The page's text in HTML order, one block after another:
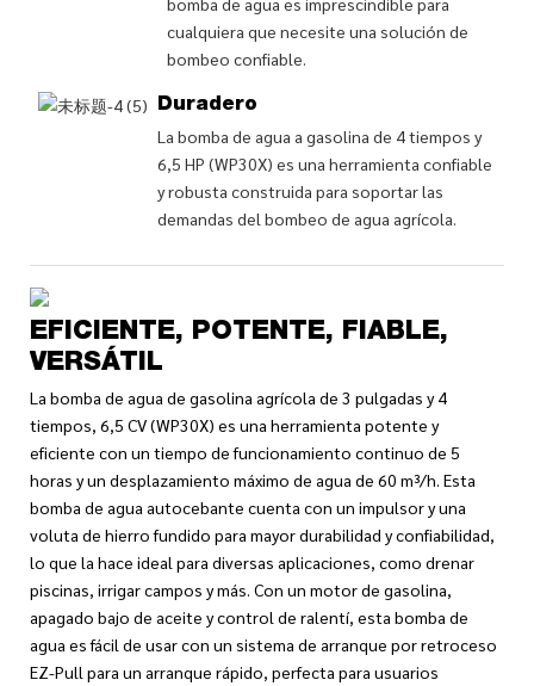
cualquiera que necesite una solución de
bombeo confiable.
Duradero
La bomba de agua a gasolina de 4 tiempos y
6,5 HP (WP30X) es una herramienta confiable
y robusta construida para soportar las
demandas del bombeo de agua agrícola.
EFICIENTE, POTENTE, FIABLE,
VERSÁTIL
La bomba de agua de gasolina agrícola de 3 pulgadas y 4
tiempos, 6,5 CV (WP30X) es una herramienta potente y
eficiente con un tiempo de funcionamiento continuo de 5
horas y un desplazamiento máximo de agua de 60 m³/h. Esta
bomba de agua autocebante cuenta con un impulsor y una
voluta de hierro fundido para mayor durabilidad y confiabilidad,
lo que la hace ideal para diversas aplicaciones, como drenar
piscinas, irrigar campos y más. Con un motor de gasolina,
apagado bajo de aceite y control de ralentí, esta bomba de
agua es fácil de usar con un sistema de arranque por retroceso
EZ-Pull para un arranque rápido, perfecta para usuarios